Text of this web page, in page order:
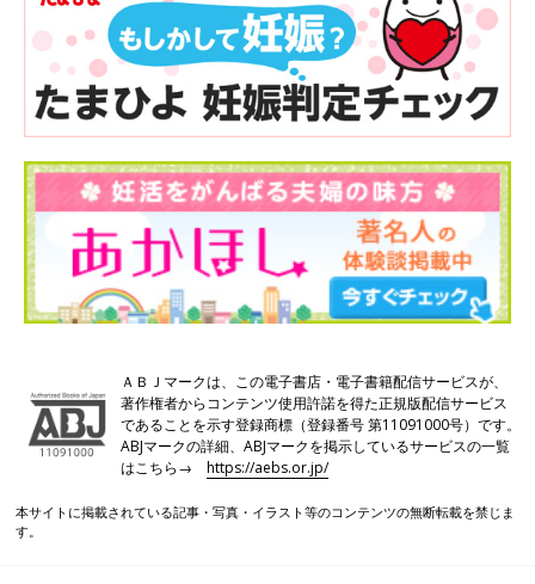
ＡＢＪマークは、この電子書店・電子書籍配信サービスが、
著作権者からコンテンツ使用許諾を得た正規版配信サービス
であることを示す登録商標（登録番号 第11091000号）です。
ABJマークの詳細、ABJマークを掲示しているサービスの一覧
はこちら→https://aebs.or.jp/
本サイトに掲載されている記事・写真・イラスト等のコンテンツの無断転載を禁じま
す。